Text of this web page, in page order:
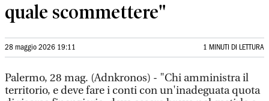
quale scommettere"
28 maggio 2026 19:11 1 MINUTI DI LETTURA
Palermo, 28 mag. (Adnkronos) - "Chi amministra il
territorio, e deve fare i conti con un'inadeguata quota